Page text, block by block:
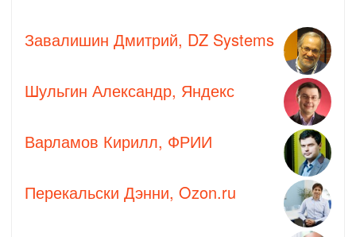
Завалишин Дмитрий, DZ Systems
Шульгин Александр, Яндекс
Варламов Кирилл, ФРИИ
Перекальски Дэнни, Ozon.ru